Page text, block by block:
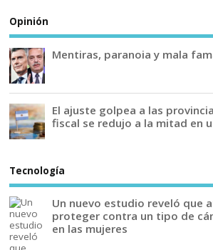
Opinión
Mentiras, paranoia y mala
El ajuste golpea a las
fiscal se redujo a la mitad en
Tecnología
Un nuevo estudio reveló que
proteger contra un tipo de
en las mujeres